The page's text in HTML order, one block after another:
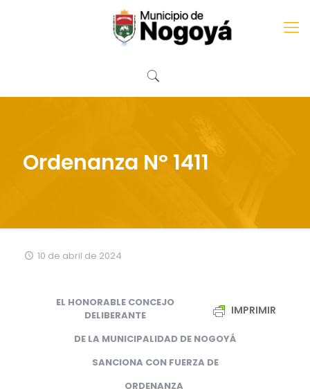
Ordenanza Nº 1411
10 de abril de 2024
IMPRIMIR
EL HONORABLE CONCEJO
DELIBERANTE
DE LA MUNICIPALIDAD DE NOGOYÁ
SANCIONA CON FUERZA DE
ORDENANZA